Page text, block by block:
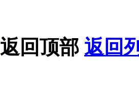
返回顶部 返回